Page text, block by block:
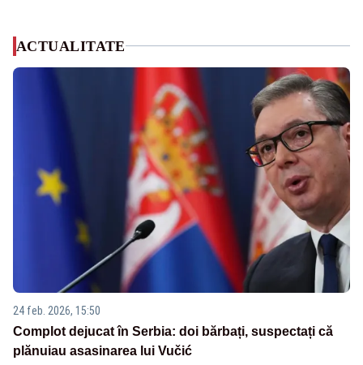
ACTUALITATE
24 feb. 2026, 15:50
Complot dejucat în Serbia: doi bărbați, suspectați că
plănuiau asasinarea lui Vučić